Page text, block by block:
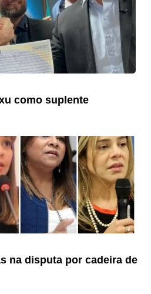
como suplente
na disputa por cadeira de